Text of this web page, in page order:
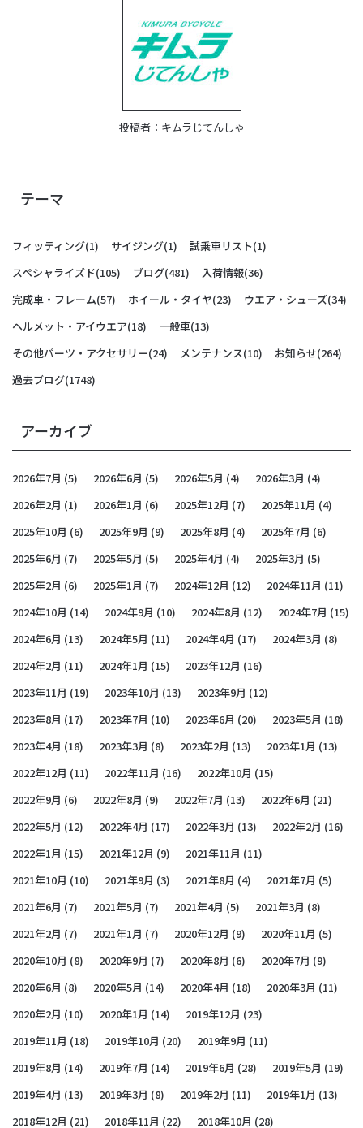
投稿者： キムラじてんしゃ
テーマ
フィッティング(1) サイジング(1) 試乗車リスト(1)
スペシャライズド(105) ブログ(481) 入荷情報(36)
完成車・フレーム(57) ホイール・タイヤ(23) ウエア・シューズ(34)
ヘルメット・アイウエア(18) 一般車(13)
その他パーツ・アクセサリー(24) メンテナンス(10) お知らせ(264)
過去ブログ(1748)
アーカイブ
2026年7月 (5) 2026年6月 (5) 2026年5月 (4) 2026年3月 (4)
2026年2月 (1) 2026年1月 (6) 2025年12月 (7) 2025年11月 (4)
2025年10月 (6) 2025年9月 (9) 2025年8月 (4) 2025年7月 (6)
2025年6月 (7) 2025年5月 (5) 2025年4月 (4) 2025年3月 (5)
2025年2月 (6) 2025年1月 (7) 2024年12月 (12) 2024年11月 (11)
2024年10月 (14) 2024年9月 (10) 2024年8月 (12) 2024年7月 (15)
2024年6月 (13) 2024年5月 (11) 2024年4月 (17) 2024年3月 (8)
2024年2月 (11) 2024年1月 (15) 2023年12月 (16)
2023年11月 (19) 2023年10月 (13) 2023年9月 (12)
2023年8月 (17) 2023年7月 (10) 2023年6月 (20) 2023年5月 (18)
2023年4月 (18) 2023年3月 (8) 2023年2月 (13) 2023年1月 (13)
2022年12月 (11) 2022年11月 (16) 2022年10月 (15)
2022年9月 (6) 2022年8月 (9) 2022年7月 (13) 2022年6月 (21)
2022年5月 (12) 2022年4月 (17) 2022年3月 (13) 2022年2月 (16)
2022年1月 (15) 2021年12月 (9) 2021年11月 (11)
2021年10月 (10) 2021年9月 (3) 2021年8月 (4) 2021年7月 (5)
2021年6月 (7) 2021年5月 (7) 2021年4月 (5) 2021年3月 (8)
2021年2月 (7) 2021年1月 (7) 2020年12月 (9) 2020年11月 (5)
2020年10月 (8) 2020年9月 (7) 2020年8月 (6) 2020年7月 (9)
2020年6月 (8) 2020年5月 (14) 2020年4月 (18) 2020年3月 (11)
2020年2月 (10) 2020年1月 (14) 2019年12月 (23)
2019年11月 (18) 2019年10月 (20) 2019年9月 (11)
2019年8月 (14) 2019年7月 (14) 2019年6月 (28) 2019年5月 (19)
2019年4月 (13) 2019年3月 (8) 2019年2月 (11) 2019年1月 (13)
2018年12月 (21) 2018年11月 (22) 2018年10月 (28)